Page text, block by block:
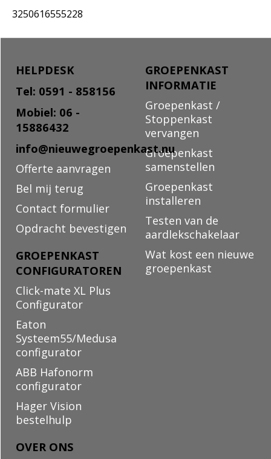
3250616555228
GROEPENKAST
INFORMATIE
Groepenkast /
Stoppenkast
vervangen
Groepenkast
samenstellen
Groepenkast
installeren
Testen van de
aardlekschakelaar
Wat kost een nieuwe
groepenkast
HELPDESK
Tel: 0591 - 858156
Mobiel: 06 -
15886432
info@nieuwegroepenkast.nu
Offerte aanvragen
Bel mij terug
Contact formulier
Opdracht bevestigen
GROEPENKAST
CONFIGURATOREN
Click-mate XL Plus
Configurator
Eaton
Systeem55/Medusa
configurator
ABB Hafonorm
configurator
Hager Vision
bestelhulp
OVER ONS